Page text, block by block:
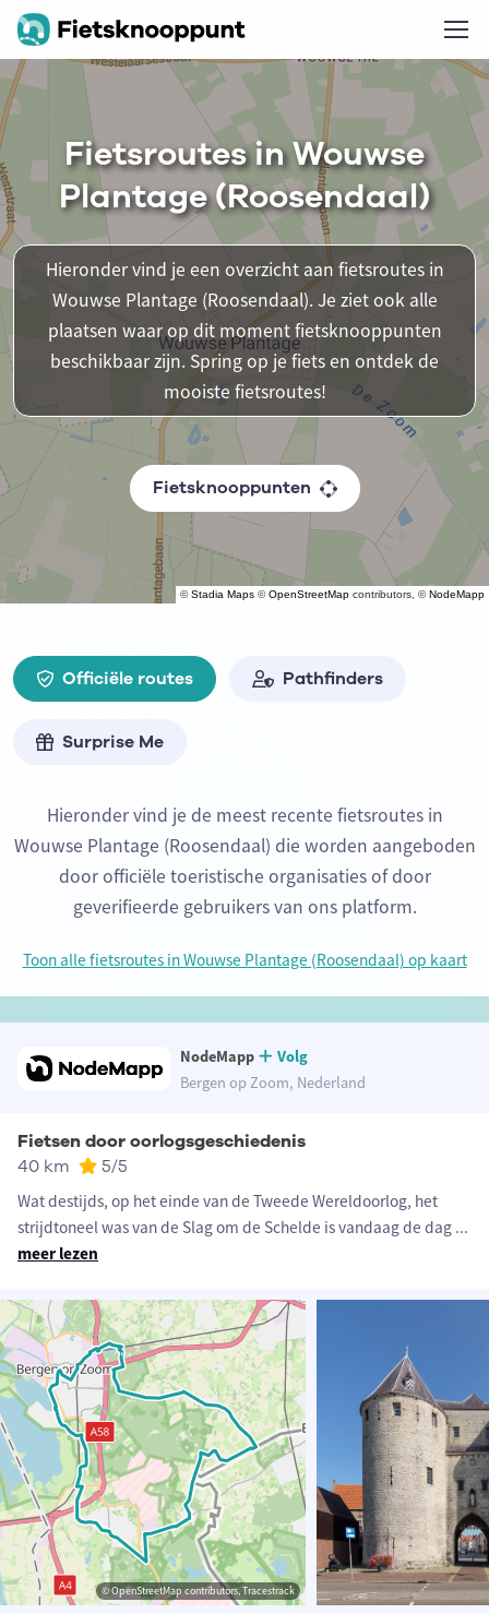
©Stadia Maps ©OpenStreetMap contributors, ©NodeMapp
Fietsroutes in Wouwse
Plantage (Roosendaal)
Hieronder vind je een overzicht aan fietsroutes in
Wouwse Plantage (Roosendaal). Je ziet ook alle
plaatsen waar op dit moment fietsknooppunten
beschikbaar zijn. Spring op je fiets en ontdek de
mooiste fietsroutes!
Fietsknooppunten
Officiële routes Pathfinders
Surprise Me
Hieronder vind je de meest recente fietsroutes in
Wouwse Plantage (Roosendaal) die worden aangeboden
door officiële toeristische organisaties of door
geverifieerde gebruikers van ons platform.
Toon alle fietsroutes in Wouwse Plantage (Roosendaal) op kaart
NodeMapp
Volg
Bergen op Zoom, Nederland
Fietsen door oorlogsgeschiedenis
40 km 5/5
Wat destijds, op het einde van de Tweede Wereldoorlog, het
strijdtoneel was van de Slag om de Schelde is vandaag de dag ...
meer lezen
© OpenStreetMap contributors, Tracestrack